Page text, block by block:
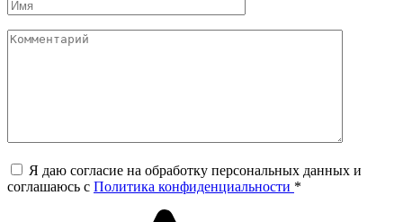
Я даю согласие на обработку персональных данных и
соглашаюсь c Политика конфиденциальности *